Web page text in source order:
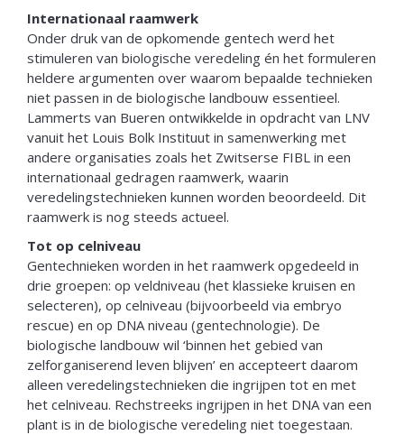
Internationaal raamwerk
Onder druk van de opkomende gentech werd het
stimuleren van biologische veredeling én het formuleren
heldere argumenten over waarom bepaalde technieken
niet passen in de biologische landbouw essentieel.
Lammerts van Bueren ontwikkelde in opdracht van LNV
vanuit het Louis Bolk Instituut in samenwerking met
andere organisaties zoals het Zwitserse FIBL in een
internationaal gedragen raamwerk, waarin
veredelingstechnieken kunnen worden beoordeeld. Dit
raamwerk is nog steeds actueel.
Tot op celniveau
Gentechnieken worden in het raamwerk opgedeeld in
drie groepen: op veldniveau (het klassieke kruisen en
selecteren), op celniveau (bijvoorbeeld via embryo
rescue) en op DNA niveau (gentechnologie). De
biologische landbouw wil ‘binnen het gebied van
zelforganiserend leven blijven’ en accepteert daarom
alleen veredelingstechnieken die ingrijpen tot en met
het celniveau. Rechstreeks ingrijpen in het DNA van een
plant is in de biologische veredeling niet toegestaan.